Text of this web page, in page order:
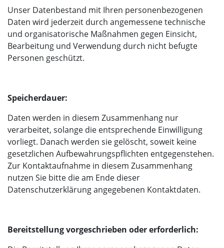
Unser Datenbestand mit Ihren personenbezogenen
Daten wird jederzeit durch angemessene technische
und organisatorische Maßnahmen gegen Einsicht,
Bearbeitung und Verwendung durch nicht befugte
Personen geschützt.
Speicherdauer:
Daten werden in diesem Zusammenhang nur
verarbeitet, solange die entsprechende Einwilligung
vorliegt. Danach werden sie gelöscht, soweit keine
gesetzlichen Aufbewahrungspflichten entgegenstehen.
Zur Kontaktaufnahme in diesem Zusammenhang
nutzen Sie bitte die am Ende dieser
Datenschutzerklärung angegebenen Kontaktdaten.
Bereitstellung vorgeschrieben oder erforderlich: